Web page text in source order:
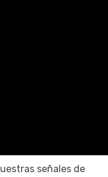
señales de